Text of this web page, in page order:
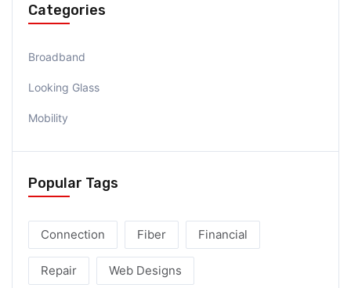
Categories
Broadband
Looking Glass
Mobility
Popular Tags
Connection Fiber Financial
Repair Web Designs